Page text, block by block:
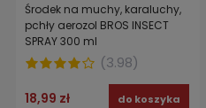
Środek na muchy, karaluchy,
pchły aerozol BROS INSECT
SPRAY 300 ml
(3.98)
18,99 zł do koszyka